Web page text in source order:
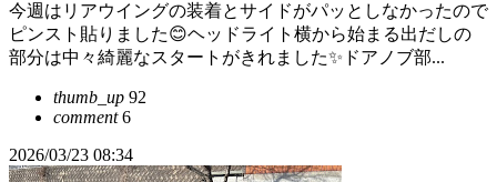
今週はリアウイングの装着とサイドがパッとしなかったので
ピンスト貼りました😊ヘッドライト横から始まる出だしの
部分は中々綺麗なスタートがきれました✨ドアノブ部...
thumb_up 92
comment6
2026/03/23 08:34